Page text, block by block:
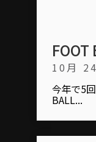
FOOT
10月
今年で5
BALL...